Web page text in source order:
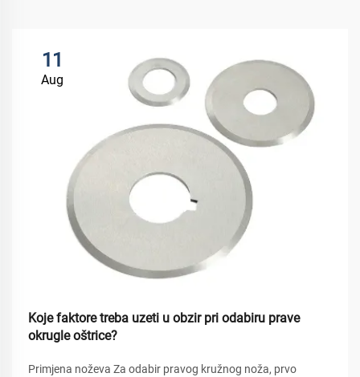
11
Aug
Koje faktore treba uzeti u obzir pri odabiru prave
okrugle oštrice?
Primjena noževa Za odabir pravog kružnog noža, prvo